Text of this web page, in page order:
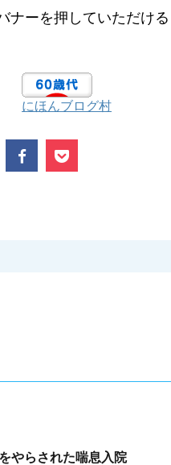
ナーを押していただけ
にほんブログ村
やらされた喘息入院